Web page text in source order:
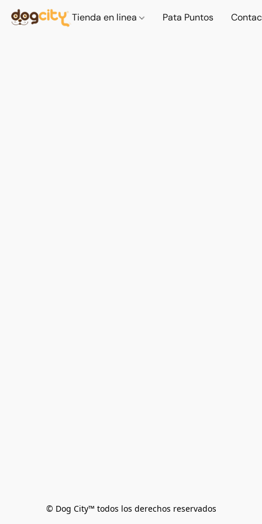
Tienda en linea Pata Puntos
© Dog City™ todos los derechos reservados